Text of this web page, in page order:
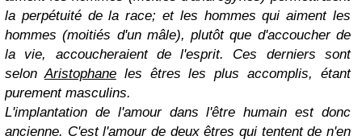
la perpétuité de la race; et les hommes qui aiment les
hommes (moitiés d'un mâle), plutôt que d'accoucher de
la vie, accoucheraient de l'esprit. Ces derniers sont
selonAristophaneles êtres les plus accomplis, étant
purement masculins.
L'implantation de l'amour dans l'être humain est donc
ancienne. C'est l'amour de deux êtres qui tentent de n'en